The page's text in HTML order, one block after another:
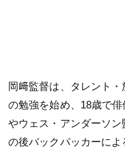
岡﨑監督は、タレント
の勉強を始め、18歳で
やウェス・アンダーソ
の後バックパッカーに